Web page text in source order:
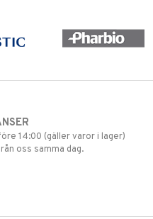
14:00 (gäller varor i lager)
oss samma dag.